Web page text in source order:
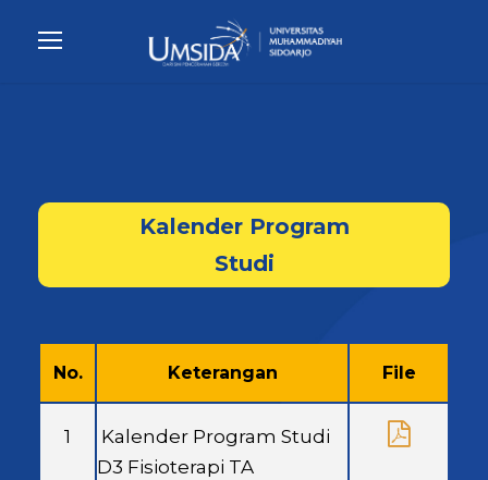
Kalender Program
Studi
No. Keterangan File
1
Kalender Program Studi
D3 Fisioterapi TA